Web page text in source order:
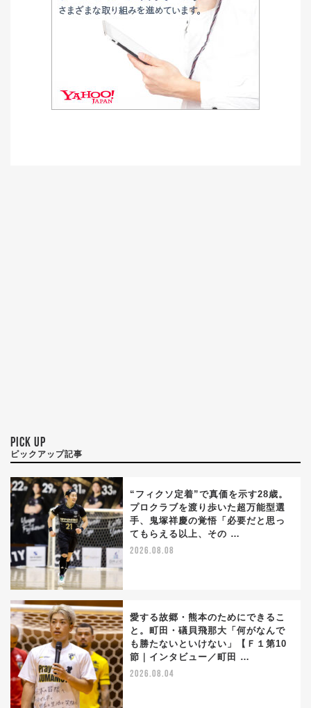
PICK UP
ピックアップ記事
“フィクソ定着”で真価を示す28歳。
プロクラブを渡り歩いた超万能型選
手、鬼塚祥慶の覚悟「必要だと思っ
てもらえる以上、その …
2026.08.08
愛する故郷・熊本のためにできるこ
と。町田・礒貝飛那大「何がなんで
も勝たないといけない」【Ｆ１第10
節｜インタビュー／町田 …
2026.08.04